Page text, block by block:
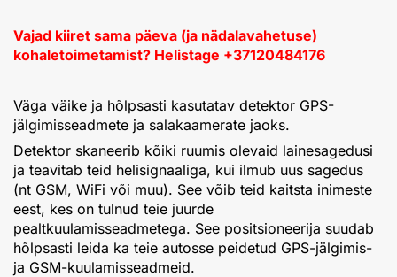
Vajad kiiret sama päeva (ja nädalavahetuse)
kohaletoimetamist? Helistage +37120484176
Väga väike ja hõlpsasti kasutatav detektor GPS-
jälgimisseadmete ja salakaamerate jaoks.
Detektor skaneerib kõiki ruumis olevaid lainesagedusi
ja teavitab teid helisignaaliga, kui ilmub uus sagedus
(nt GSM, WiFi või muu). See võib teid kaitsta inimeste
eest, kes on tulnud teie juurde
pealtkuulamisseadmetega. See positsioneerija suudab
hõlpsasti leida ka teie autosse peidetud GPS-jälgimis-
ja GSM-kuulamisseadmeid.